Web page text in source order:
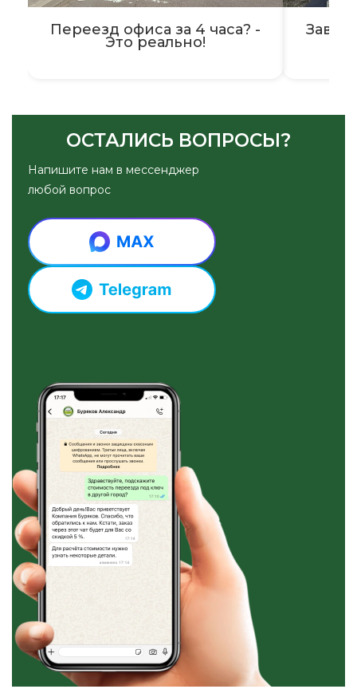
Переезд офиса за 4 часа? -
Это реально!
ОСТАЛИСЬ ВОПРОСЫ?
Напишите нам в мессенджер
любой вопрос